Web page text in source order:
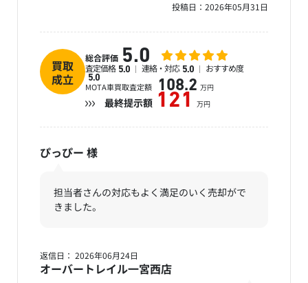
投稿日： 2026年05月31日
買取
成立
総合評価 5.0
査定価格 5.0 連絡・対応 5.0 おすすめ度
5.0
MOTA車買取査定額 108.2 万円
最終提示額 121 万円
ぴっぴー 様
担当者さんの対応もよく満足のいく売却がで
きました。
オーバートレイル一宮西店
返信日： 2026年06月24日